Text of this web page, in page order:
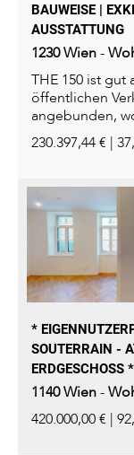
BAUWEISE |
AUSSTATTUNG
1230Wien-
THE 150 ist gut
öffentlichen
angebunden,
bequeme
des...
230.397,44 € |
*
SOUTERRAIN -
ERDGESCHOSS
1140Wien-
420.000,00 € |